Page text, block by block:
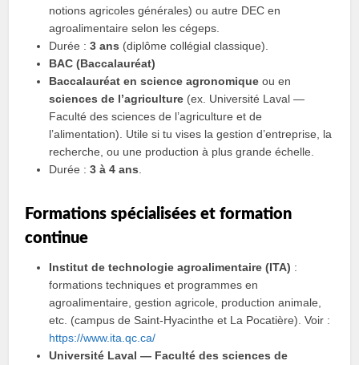
notions agricoles générales) ou autre DEC en
agroalimentaire selon les cégeps.
Durée :3 ans (diplôme collégial classique).
BAC (Baccalauréat)
Baccalauréat en science agronomique ou en
sciences de l’agriculture (ex. Université Laval —
Faculté des sciences de l’agriculture et de
l’alimentation). Utile si tu vises la gestion d’entreprise, la
recherche, ou une production à plus grande échelle.
Durée :3 à 4 ans
Formations spécialisées et formation
continue
Institut de technologie agroalimentaire (ITA) :
formations techniques et programmes en
agroalimentaire, gestion agricole, production animale,
etc. (campus de Saint‑Hyacinthe et La Pocatière). Voir :
https://www.ita.qc.ca/
Université Laval — Faculté des sciences de